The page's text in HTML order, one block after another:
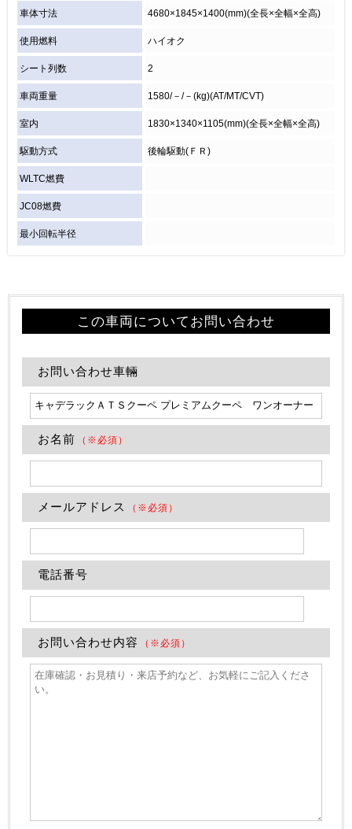
車体寸法 4680×1845×1400(mm)(全長×全幅×全高)
使用燃料 ハイオク
シート列数 2
車両重量 1580/－/－(kg)(AT/MT/CVT)
室内 1830×1340×1105(mm)(全長×全幅×全高)
駆動方式 後輪駆動(ＦＲ)
WLTC燃費
JC08燃費
最小回転半径
この車両についてお問い合わせ
お問い合わせ車輛
お名前 （※必須）
メールアドレス （※必須）
電話番号
お問い合わせ内容 （※必須）